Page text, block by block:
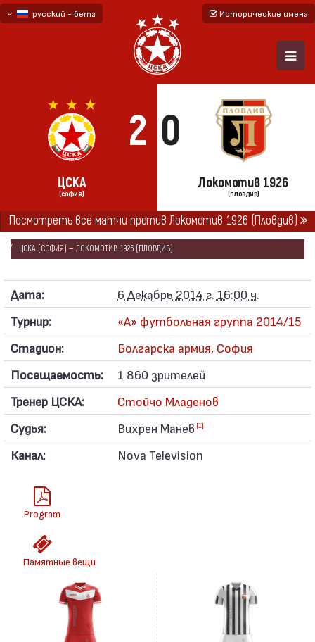
русский - бета
Исторические имена
2 0
ЦСКА
(СОФИЯ)
Локомотив 1926
(ПЛОВДИВ)
Посмотреть все матчи против Локомотив 1926 (Пловдив)
ГЛАВНАЯ СЕЗОНЫ 2014/15
«А» ФУТБОЛЬНАЯ ГРУППА 2014/15
ЦСКА (СОФИЯ) — ЛОКОМОТИВ 1926 (ПЛОВДИВ)
Дата:
6 Декабрь 2014 г. 16:00 ч.
Турнир:
«А» футбольная группа 2014/15
Стадион:
Болгарска армия, София
Посещаемость:
1 860 зрителей
Тренер ЦСКА:
Стойчо Младенов
Судья:
Вихрен Манев [1]
Канал: Nova Television
Program
Памятные вещи